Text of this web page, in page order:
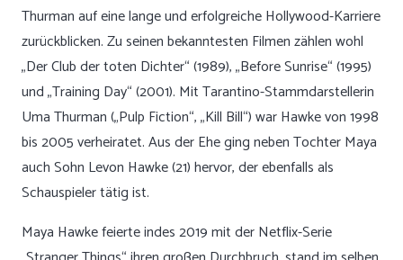
Thurman auf eine lange und erfolgreiche Hollywood-Karriere
zurückblicken. Zu seinen bekanntesten Filmen zählen wohl
„Der Club der toten Dichter“ (1989), „Before Sunrise“ (1995)
und „Training Day“ (2001). Mit Tarantino-Stammdarstellerin
Uma Thurman („Pulp Fiction“, „Kill Bill“) war Hawke von 1998
bis 2005 verheiratet. Aus der Ehe ging neben Tochter Maya
auch Sohn Levon Hawke (21) hervor, der ebenfalls als
Schauspieler tätig ist.
Maya Hawke feierte indes 2019 mit der Netflix-Serie